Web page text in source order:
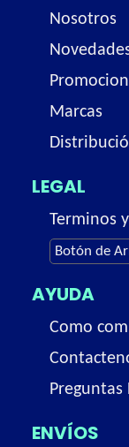
Nosotros
Marcas
LEGAL
Terminos
Botón de
AYUDA
Como
Preguntas
ENVÍOS